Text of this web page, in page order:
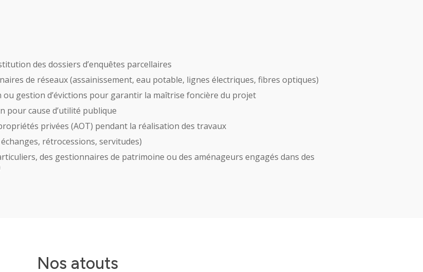
des dossiers d’enquêtes parcellaires
de réseaux (assainissement, eau potable, lignes électriques, fibres optiques)
ou gestion d’évictions pour garantir la maîtrise foncière du projet
pour cause d’utilité publique
privées (AOT) pendant la réalisation des travaux
rétrocessions, servitudes)
des gestionnaires de patrimoine ou des aménageurs engagés dans des
Nos atouts